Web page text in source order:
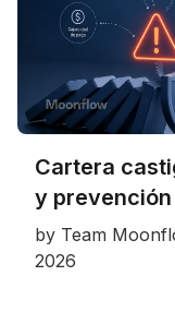
Cartera
y prevención
by Team
2026